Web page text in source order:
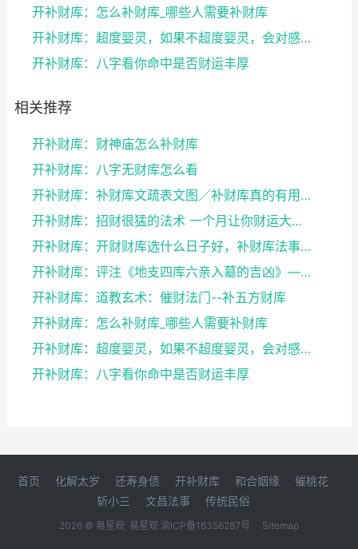
开补财库：怎么补财库_哪些人需要补财库
开补财库：超度婴灵，如果不超度婴灵，会对感情，事业...
开补财库：八字看你命中是否财运丰厚
相关推荐
开补财库：财神庙怎么补财库
开补财库：八字无财库怎么看
开补财库：补财库文疏表文图／补财库真的有用吗
开补财库：招财很猛的法术 一个月让你财运大改变
开补财库：开财财库选什么日子好，补财库法事可以经常...
开补财库：评注《地支四库六亲入墓的吉凶》——谈八字...
开补财库：道教玄术：催财法门--补五方财库
开补财库：怎么补财库_哪些人需要补财库
开补财库：超度婴灵，如果不超度婴灵，会对感情，事业...
开补财库：八字看你命中是否财运丰厚
首页 化解太岁 还寿身债 开补财库 和合姻缘
催桃花
斩小三
文昌法事 传统民俗
2026 © 易星观 易星观 渝ICP备16356287号 Sitemap